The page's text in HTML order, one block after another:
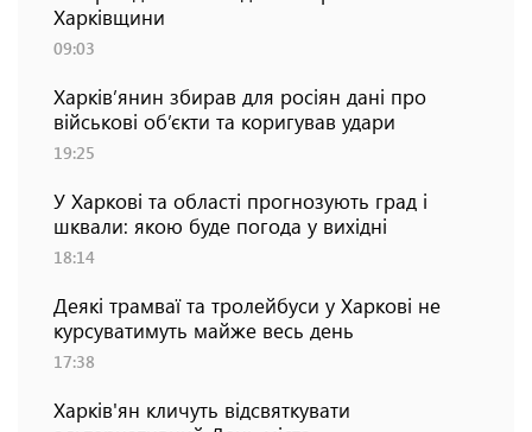
Харківщини
09:03
Харків’янин збирав для росіян дані про
військові об’єкти та коригував удари
19:25
У Харкові та області прогнозують град і
шквали: якою буде погода у вихідні
18:14
Деякі трамваї та тролейбуси у Харкові не
курсуватимуть майже весь день
17:38
Харків'ян кличуть відсвяткувати